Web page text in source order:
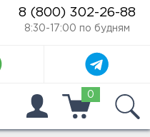
8 (800) 302-26-88
8:30-17:00 по будням
0